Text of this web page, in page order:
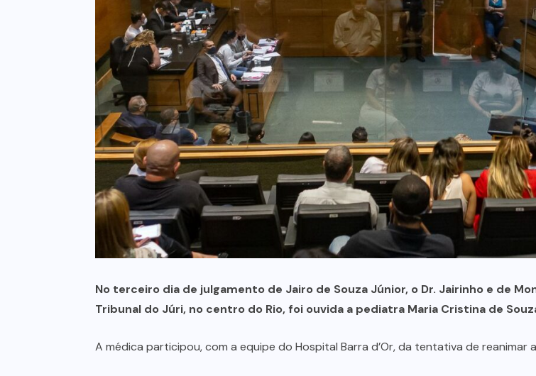
No terceiro dia de julgamento de Jairo de Souza Júnior, o Dr. Jairinho e de
Tribunal do Júri, no centro do Rio, foi ouvida a pediatra Maria Cristina de
A médica participou, com a equipe do Hospital Barra d’Or, da tentativa de reanimar